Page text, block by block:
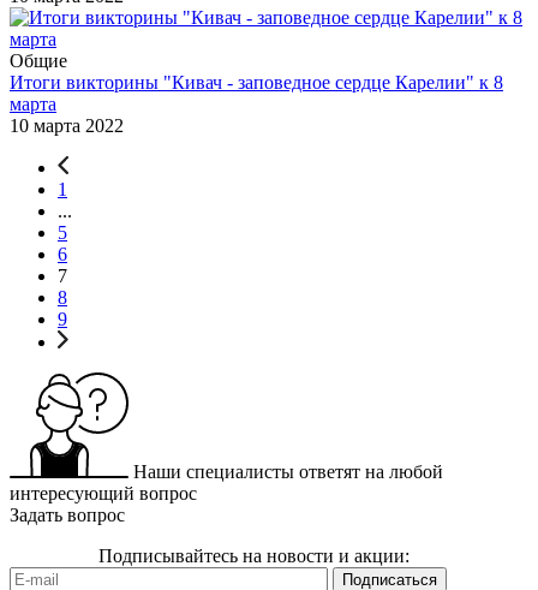
Общие
Итоги викторины "Кивач - заповедное сердце Карелии" к 8
марта
10 марта 2022
1
...
5
6
7
8
9
Наши специалисты ответят на любой
интересующий вопрос
Задать вопрос
Подписывайтесь на новости и акции: